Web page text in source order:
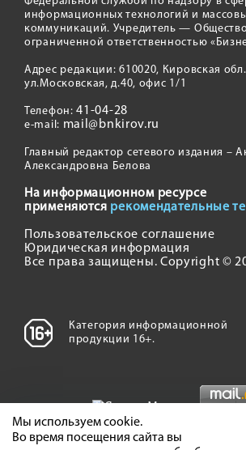
информационных технологий и
коммуникаций. Учредитель —
ограниченной ответственностью
Адрес редакции: 610020, Кировская
ул.Московская, д.40, офис 1/1
Телефон:41-04-28
e-mail: mail@bnkirov.ru
Главный редактор сетевого издания –
Александровна Белова
На информационном ресурсе
применяются рекомендательные
Пользовательское соглашение
Юридическая информация
Все права защищены. Copyright ©
Категория информационной
продукции 16+.
Мы используем cookie.
Во время посещения сайта вы